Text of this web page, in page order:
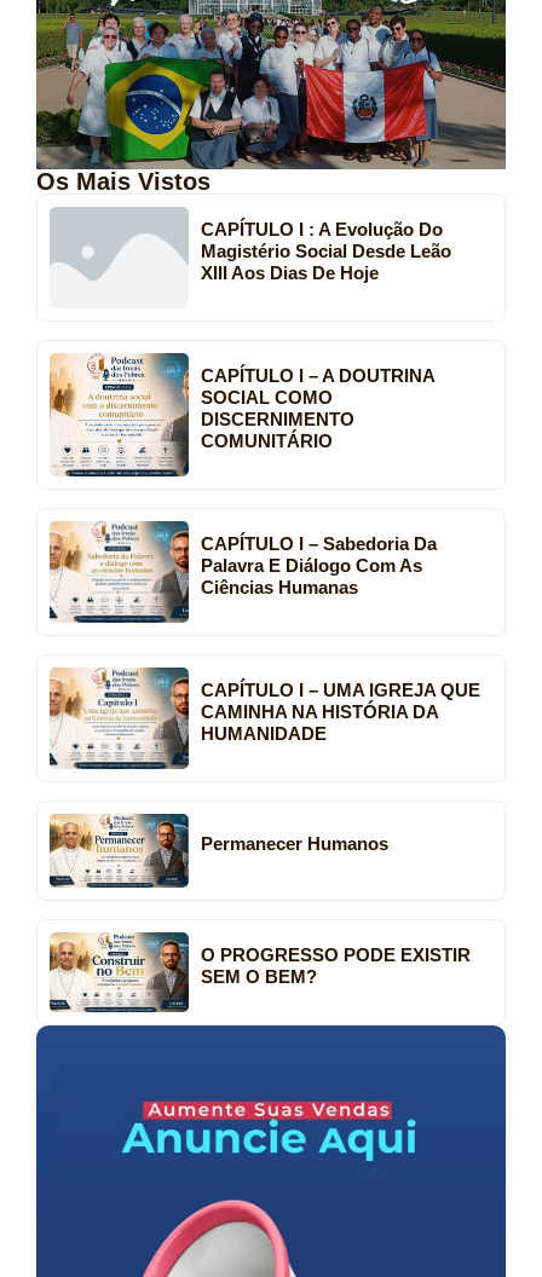
Os Mais Vistos
CAPÍTULO I : A Evolução Do
Magistério Social Desde Leão
XIII Aos Dias De Hoje
CAPÍTULO I – A DOUTRINA
SOCIAL COMO
DISCERNIMENTO
COMUNITÁRIO
CAPÍTULO I – Sabedoria Da
Palavra E Diálogo Com As
Ciências Humanas
CAPÍTULO I – UMA IGREJA QUE
CAMINHA NA HISTÓRIA DA
HUMANIDADE
Permanecer Humanos
O PROGRESSO PODE EXISTIR
SEM O BEM?